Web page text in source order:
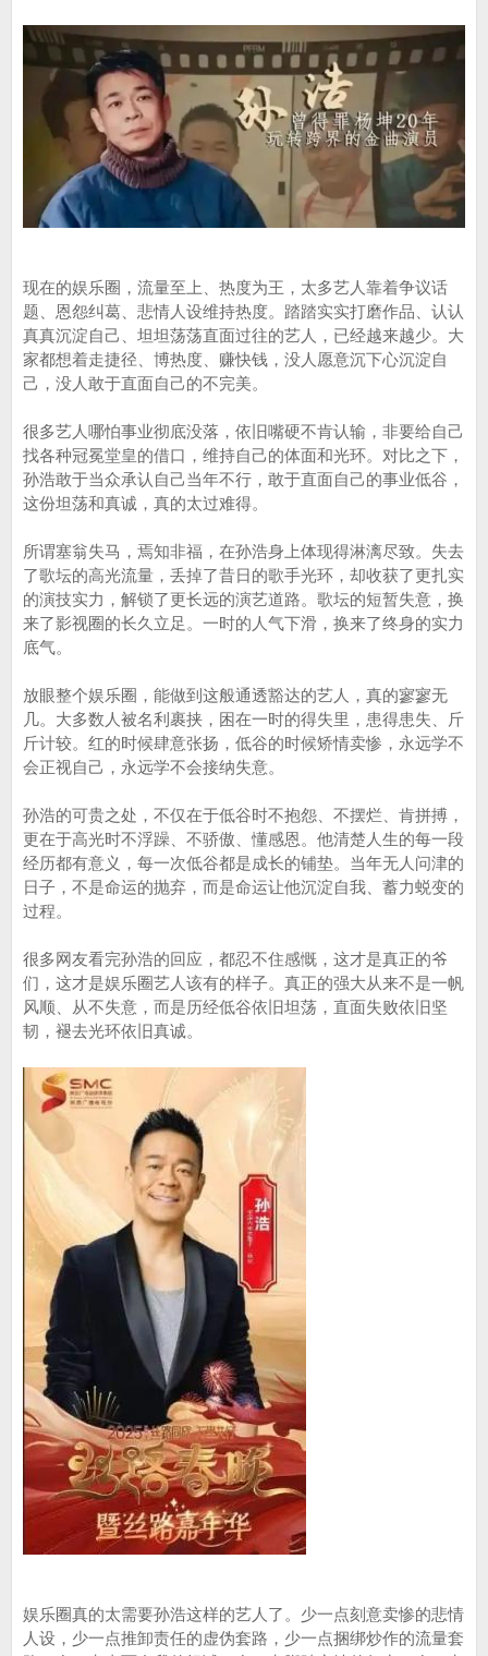
现在的娱乐圈，流量至上、热度为王，太多艺人靠着争议话
题、恩怨纠葛、悲情人设维持热度。踏踏实实打磨作品、认认
真真沉淀自己、坦坦荡荡直面过往的艺人，已经越来越少。大
家都想着走捷径、博热度、赚快钱，没人愿意沉下心沉淀自
己，没人敢于直面自己的不完美。
很多艺人哪怕事业彻底没落，依旧嘴硬不肯认输，非要给自己
找各种冠冕堂皇的借口，维持自己的体面和光环。对比之下，
孙浩敢于当众承认自己当年不行，敢于直面自己的事业低谷，
这份坦荡和真诚，真的太过难得。
所谓塞翁失马，焉知非福，在孙浩身上体现得淋漓尽致。失去
了歌坛的高光流量，丢掉了昔日的歌手光环，却收获了更扎实
的演技实力，解锁了更长远的演艺道路。歌坛的短暂失意，换
来了影视圈的长久立足。一时的人气下滑，换来了终身的实力
底气。
放眼整个娱乐圈，能做到这般通透豁达的艺人，真的寥寥无
几。大多数人被名利裹挟，困在一时的得失里，患得患失、斤
斤计较。红的时候肆意张扬，低谷的时候矫情卖惨，永远学不
会正视自己，永远学不会接纳失意。
孙浩的可贵之处，不仅在于低谷时不抱怨、不摆烂、肯拼搏，
更在于高光时不浮躁、不骄傲、懂感恩。他清楚人生的每一段
经历都有意义，每一次低谷都是成长的铺垫。当年无人问津的
日子，不是命运的抛弃，而是命运让他沉淀自我、蓄力蜕变的
过程。
很多网友看完孙浩的回应，都忍不住感慨，这才是真正的爷
们，这才是娱乐圈艺人该有的样子。真正的强大从来不是一帆
风顺、从不失意，而是历经低谷依旧坦荡，直面失败依旧坚
韧，褪去光环依旧真诚。
娱乐圈真的太需要孙浩这样的艺人了。少一点刻意卖惨的悲情
人设，少一点推卸责任的虚伪套路，少一点捆绑炒作的流量套